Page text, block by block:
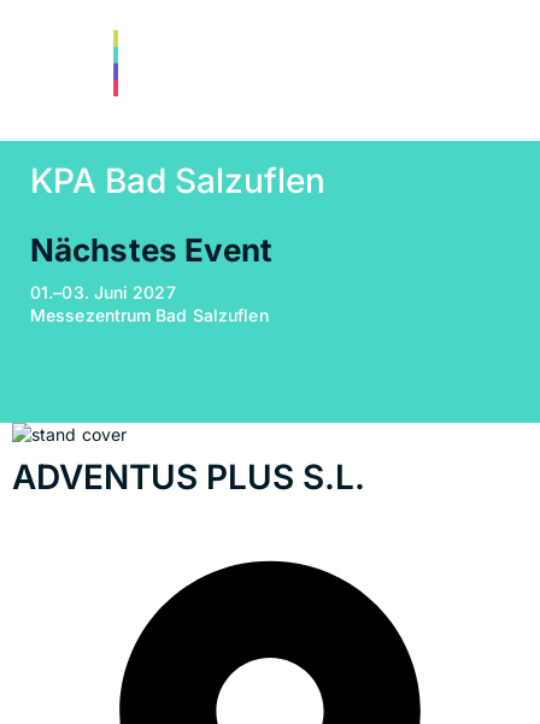
KPA Bad Salzuflen
Nächstes Event
01.–03. Juni 2027
Messezentrum Bad Salzuflen
ADVENTUS PLUS S.L.